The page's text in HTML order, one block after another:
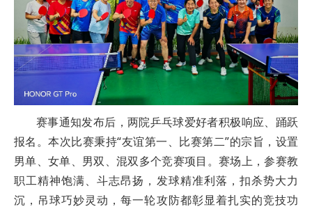
赛事通知发布后，两院乒乓球爱好者积极响应、踊跃
报名。本次比赛秉持“友谊第一、比赛第二”的宗旨，设置
男单、女单、男双、混双多个竞赛项目。赛场上，参赛教
职工精神饱满、斗志昂扬，发球精准利落，扣杀势大力
沉，吊球巧妙灵动，每一轮攻防都彰显着扎实的竞技功